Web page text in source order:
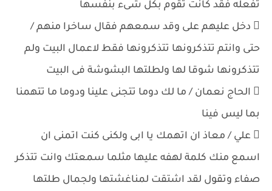
تفعله فقد كانت تقوم بكل شىء بنفسها
 دخل عليهم على وقد سمعهم فقال ساخرا منهم /
حتى وانتم تتذكرونها تتذكرونها فقط لاعمال البيت ولم
تتذكرونها شوقا لها ولطلتها البشوشة فى البيت
 الحاج نعمان / ما لك دوما تتجنى علينا ودوما ما تتهمنا
بما ليس فينا
 علي / معاذ ان اتهمك يا ابى ولكنى كنت اتمنى ان
اسمع منك كلمة لهفه عليها مثلما سمعتك وانت تتذكر
صفاء وتقول لقد اشتقت لمناغشتها ولجمال طلتها